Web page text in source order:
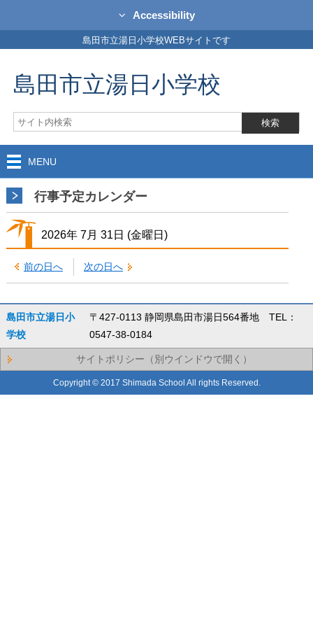
Accessibility
島田市立湯日小学校WEBサイトです
島田市立湯日小学校
MENU
行事予定カレンダー
2026年 7月 31日 (金曜日)
前の日へ 次の日へ
島田市立湯日小
学校
〒427-0113 静岡県島田市湯日564番地 TEL：
0547-38-0184
サイトポリシー（別ウインドウで開く）
Copyright © 2017 Shimada School All rights Reserved.